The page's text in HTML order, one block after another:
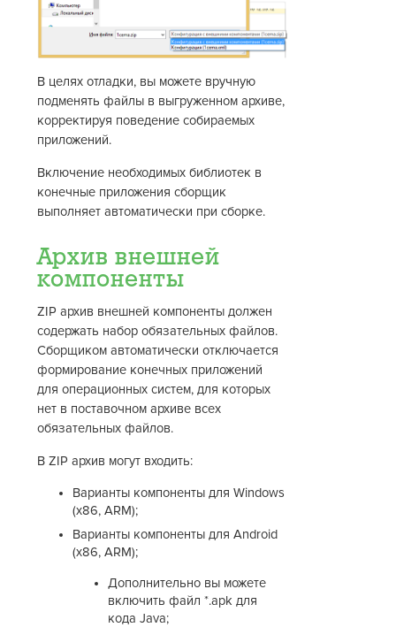
В целях отладки, вы можете вручную
подменять файлы в выгруженном архиве,
корректируя поведение собираемых
приложений.
Включение необходимых библиотек в
конечные приложения сборщик
выполняет автоматически при сборке.
Архив внешней
компоненты
ZIP архив внешней компоненты должен
содержать набор обязательных файлов.
Сборщиком автоматически отключается
формирование конечных приложений
для операционных систем, для которых
нет в поставочном архиве всех
обязательных файлов.
В ZIP архив могут входить:
Варианты компоненты для Windows
(x86, ARM);
Варианты компоненты для Android
(x86, ARM);
Дополнительно вы можете
включить файл *.apk для
кода Java;